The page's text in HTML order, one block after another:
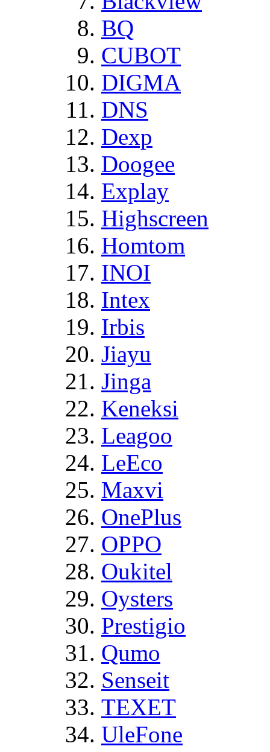
BQ
CUBOT
DIGMA
DNS
Dexp
Doogee
Explay
Highscreen
Homtom
INOI
Intex
Irbis
Jiayu
Jinga
Keneksi
Leagoo
LeEco
Maxvi
OnePlus
OPPO
Oukitel
Oysters
Prestigio
Qumo
Senseit
TEXET
UleFone